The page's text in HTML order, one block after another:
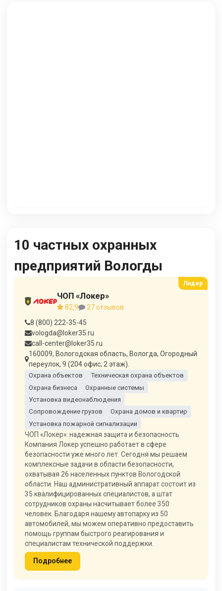
10 частных охранных
предприятий Вологды
ЧОП «Локер»
82,9
27 отзывов
8 (800) 222-35-45
vologda@loker35.ru
call-center@loker35.ru
160009, Вологодская область, Вологда, Огородный
переулок, 9 (204 офис; 2 этаж).
Охрана объектов
Техническая охрана объектов
Охрана бизнеса
Охранные системы
Установка видеонаблюдения
Сопровождение грузов
Охрана домов и квартир
Установка пожарной сигнализации
ЧОП «Локер»: надежная защита и безопасность
Компания Локер успешно работает в сфере
безопасности уже много лет. Сегодня мы решаем
комплексные задачи в области безопасности,
охватывая 26 населенных пунктов Вологодской
области. Наш административный аппарат состоит из
35 квалифицированных специалистов, а штат
сотрудников охраны насчитывает более 350
человек. Благодаря нашему автопарку из 50
автомобилей, мы можем оперативно предоставить
помощь группам быстрого реагирования и
специалистам технической поддержки.
Подробнее